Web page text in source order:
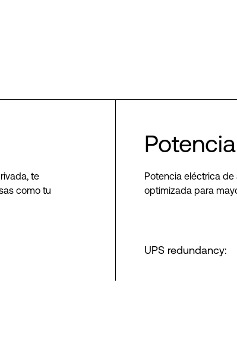
te
como tu
Potencia
Potencia eléctrica de
optimizada para
UPS redundancy: